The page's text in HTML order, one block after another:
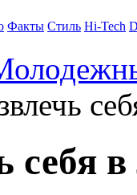
Факты Стиль Hi-Tech
себя